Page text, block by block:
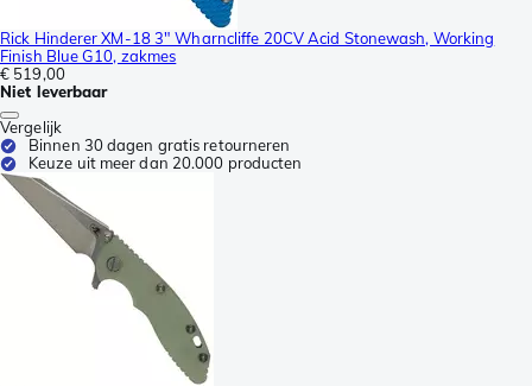
Rick Hinderer XM-18 3" Wharncliffe 20CV Acid Stonewash, Working
Finish Blue G10, zakmes
€ 519,00
Niet leverbaar
Vergelijk
Binnen 30 dagen gratis retourneren
Keuze uit meer dan 20.000 producten